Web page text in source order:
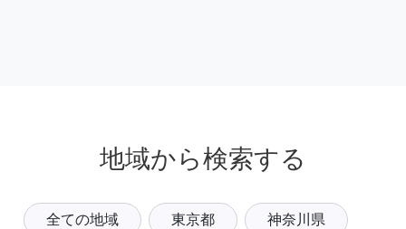
地域から検索する
全ての地域 東京都 神奈川県